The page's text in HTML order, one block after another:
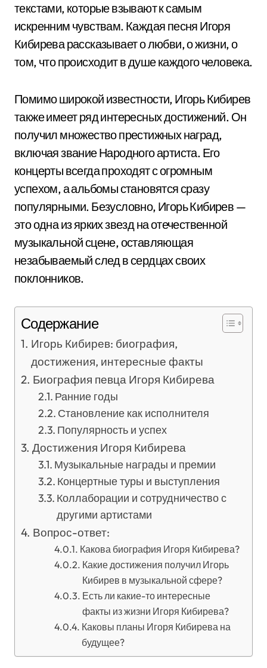
текстами, которые взывают к самым
искренним чувствам. Каждая песня Игоря
Кибирева рассказывает о любви, о жизни, о
том, что происходит в душе каждого человека.
Помимо широкой известности, Игорь Кибирев
также имеет ряд интересных достижений. Он
получил множество престижных наград,
включая звание Народного артиста. Его
концерты всегда проходят с огромным
успехом, а альбомы становятся сразу
популярными. Безусловно, Игорь Кибирев —
это одна из ярких звезд на отечественной
музыкальной сцене, оставляющая
незабываемый след в сердцах своих
поклонников.
Содержание
Игорь Кибирев: биография,
достижения, интересные факты
Биография певца Игоря Кибирева
Ранние годы
Становление как исполнителя
Популярность и успех
Достижения Игоря Кибирева
Музыкальные награды и премии
Концертные туры и выступления
Коллаборации и сотрудничество с
другими артистами
Вопрос-ответ:
Какова биография Игоря Кибирева?
Какие достижения получил Игорь
Кибирев в музыкальной сфере?
Есть ли какие-то интересные
факты из жизни Игоря Кибирева?
Каковы планы Игоря Кибирева на
будущее?